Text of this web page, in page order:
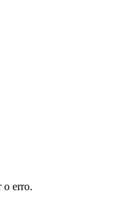
o erro.